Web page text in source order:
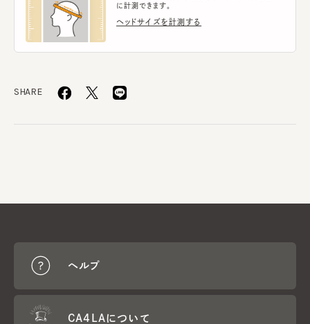
に計測できます。
ヘッドサイズを計測する
SHARE
ヘルプ
CA4LAについて